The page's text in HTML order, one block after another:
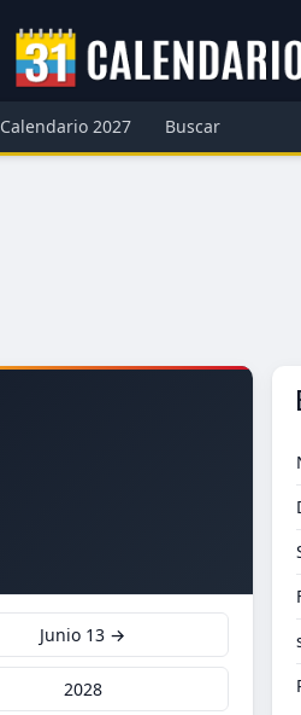
Calendario 2027 Buscar
Junio 13 →
2028